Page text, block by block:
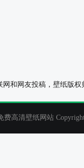
网和网友投稿，壁纸版
费高清壁纸网站